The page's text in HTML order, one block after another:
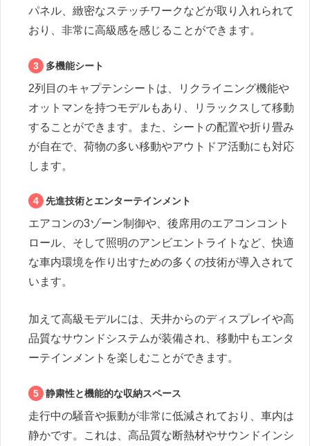
パネル、緻密なステッチワークなどが取り入れられて
おり、非常に高級感を感じることができます。
多機能シート
2列目のキャプテンシートは、リクライニング機能や
オットマンを持つモデルもあり、リラックスして移動
することができます。また、シートの配置や折り畳み
が自在で、荷物の多い移動やアウトドア活動にも対応
します。
先進技術とエンターテインメント
エアコンの3ゾーン制御や、後席用のエアコンコント
ロール、そして照明のアンビエントライトなど、快適
な車内環境を作り出すための多くの技術が導入されて
います。
加えて高級モデルには、天井からのディスプレイや高
品質なサウンドシステムが装備され、移動中もエンタ
ーテインメントを楽しむことができます。
静粛性と機能的な収納スペース
走行中の騒音や振動が非常に低減されており、車内は
静かです。これは、高品質な断熱材やサウンドインシ